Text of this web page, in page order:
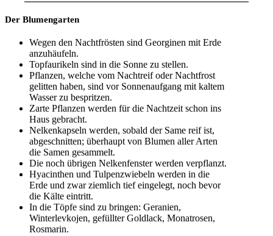
Der Blumengarten
Wegen den Nachtfrösten sind Georginen mit Erde
anzuhäufeln.
Topfaurikeln sind in die Sonne zu stellen.
Pflanzen, welche vom Nachtreif oder Nachtfrost
gelitten haben, sind vor Sonnenaufgang mit kaltem
Wasser zu bespritzen.
Zarte Pflanzen werden für die Nachtzeit schon ins
Haus gebracht.
Nelkenkapseln werden, sobald der Same reif ist,
abgeschnitten; überhaupt von Blumen aller Arten
die Samen gesammelt.
Die noch übrigen Nelkenfenster werden verpflanzt.
Hyacinthen und Tulpenzwiebeln werden in die
Erde und zwar ziemlich tief eingelegt, noch bevor
die Kälte eintritt.
In die Töpfe sind zu bringen: Geranien,
Winterlevkojen, gefüllter Goldlack, Monatrosen,
Rosmarin.